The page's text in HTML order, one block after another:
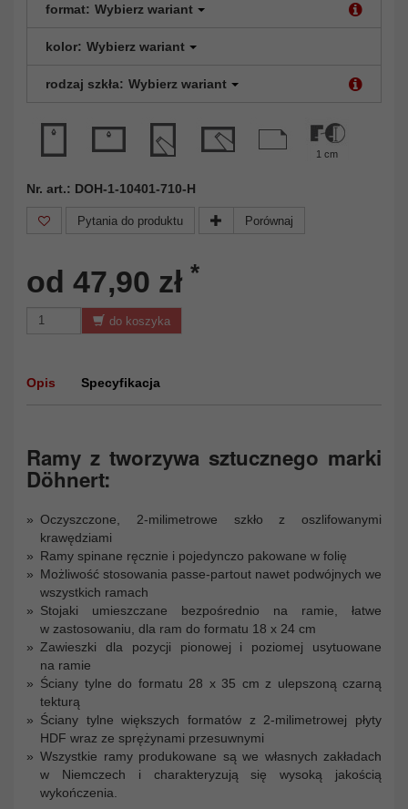
format: Wybierz wariant
kolor: Wybierz wariant
rodzaj szkła: Wybierz wariant
1 cm
Nr. art.: DOH-1-10401-710-H
Pytania do produktu Porównaj
od 47,90 zł *
do koszyka
Opis Specyfikacja
Ramy z tworzywa sztucznego marki
Döhnert:
Oczyszczone, 2-milimetrowe szkło z oszlifowanymi
krawędziami
Ramy spinane ręcznie i pojedynczo pakowane w folię
Możliwość stosowania passe-partout nawet podwójnych we
wszystkich ramach
Stojaki umieszczane bezpośrednio na ramie, łatwe
w zastosowaniu, dla ram do formatu 18 x 24 cm
Zawieszki dla pozycji pionowej i poziomej usytuowane
na ramie
Ściany tylne do formatu 28 x 35 cm z ulepszoną czarną
tekturą
Ściany tylne większych formatów z 2-milimetrowej płyty
HDF wraz ze sprężynami przesuwnymi
Wszystkie ramy produkowane są we własnych zakładach
w Niemczech i charakteryzują się wysoką jakością
wykończenia.